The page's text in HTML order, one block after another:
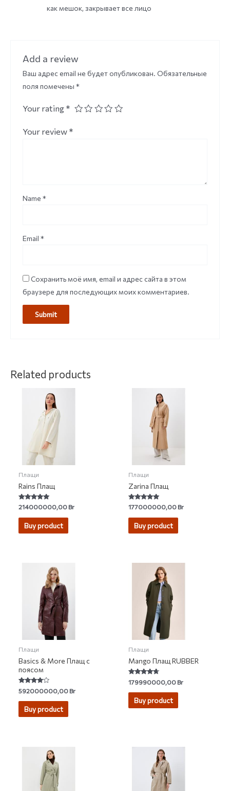
как мешок, закрывает все лицо
Add a review
Ваш адрес email не будет опубликован. Обязательные
поля помечены *
Your rating *
Your review *
Name *
Email *
Сохранить моё имя, email и адрес сайта в этом
браузере для последующих моих комментариев.
Related products
Плащи
Rains Плащ
Rated
5.00
out of 5
214000000,00Br
Buy product
Плащи
Zarina Плащ
Rated
5.00
out of 5
177000000,00Br
Buy product
Плащи
Basics & More Плащ с
поясом
Rated
3.75
out of 5
592000000,00Br
Buy product
Плащи
Mango Плащ RUBBER
Rated
4.50
out of 5
179990000,00Br
Buy product